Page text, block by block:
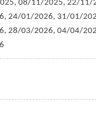
08/11/2025, 22/
24/01/2026, 31/01/
28/03/2026, 04/04/